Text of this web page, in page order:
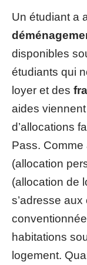
Un étudiant a
disponibles
étudiants qui
loyer et des
aides
d’allocations
Pass. Comme
(allocation
(allocation de
s’adresse
conventionnée
habitations
logement.